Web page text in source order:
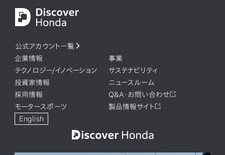
公式アカウント一覧
企業情報
事業
テクノロジー/イノベーション
サステナビリティ
投資家情報
ニュースルーム
採用情報
Q&A・お問い合わせ
モータースポーツ
製品情報サイト
English